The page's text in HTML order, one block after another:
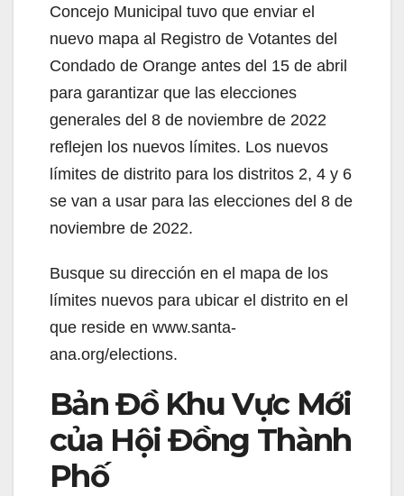
Concejo Municipal tuvo que enviar el
nuevo mapa al Registro de Votantes del
Condado de Orange antes del 15 de abril
para garantizar que las elecciones
generales del 8 de noviembre de 2022
reflejen los nuevos límites. Los nuevos
límites de distrito para los distritos 2, 4 y 6
se van a usar para las elecciones del 8 de
noviembre de 2022.
Busque su dirección en el mapa de los
límites nuevos para ubicar el distrito en el
que reside en www.santa-
ana.org/elections.
Bản Đồ Khu Vực Mới
của Hội Đồng Thành
Phố